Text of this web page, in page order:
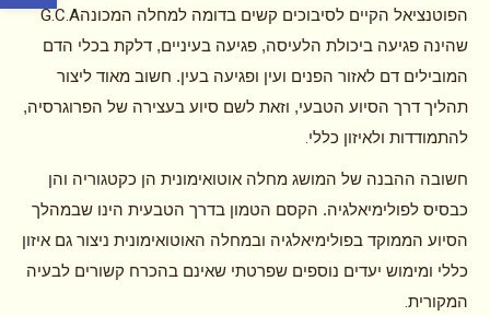
הפוטנציאל הקיים לסיבוכים קשים בדומה למחלה המכונהG.C.A
שהינה פגיעה ביכולת הלעיסה, פגיעה בעיניים, דלקת בכלי הדם
המובילים דם לאזור הפנים ועין ופגיעה בעין. חשוב מאוד ליצור
תהליך דרך הסיוע הטבעי, וזאת לשם סיוע בעצירה של הפרוגרסיה,
להתמודדות ולאיזון כללי.
חשובה ההבנה של המושג מחלה אוטואימונית הן כקטגוריה והן
כבסיס לפולימיאלגיה. הקסם הטמון בדרך הטבעית הינו שבמהלך
הסיוע הממוקד בפולימיאלגיה ובמחלה האוטואימונית ניצור גם איזון
כללי ומימוש יעדים נוספים שפרטתי שאינם בהכרח קשורים לבעיה
המקורית.